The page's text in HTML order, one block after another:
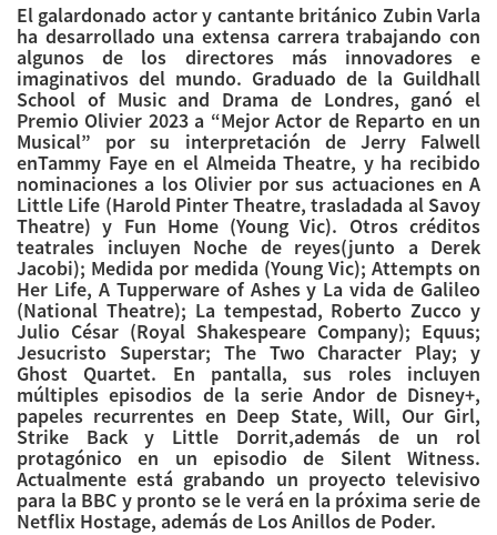
El galardonado actor y cantante británico Zubin Varla
ha desarrollado una extensa carrera trabajando con
algunos de los directores más innovadores e
imaginativos del mundo. Graduado de la Guildhall
School of Music and Drama de Londres, ganó el
Premio Olivier 2023 a “Mejor Actor de Reparto en un
Musical” por su interpretación de Jerry Falwell
enTammy Faye en el Almeida Theatre, y ha recibido
nominaciones a los Olivier por sus actuaciones en A
Little Life (Harold Pinter Theatre, trasladada al Savoy
Theatre) y Fun Home (Young Vic). Otros créditos
teatrales incluyen Noche de reyes(junto a Derek
Jacobi); Medida por medida (Young Vic); Attempts on
Her Life, A Tupperware of Ashes y La vida de Galileo
(National Theatre); La tempestad, Roberto Zucco y
Julio César (Royal Shakespeare Company); Equus;
Jesucristo Superstar; The Two Character Play; y
Ghost Quartet. En pantalla, sus roles incluyen
múltiples episodios de la serie Andor de Disney+,
papeles recurrentes en Deep State, Will, Our Girl,
Strike Back y Little Dorrit,además de un rol
protagónico en un episodio de Silent Witness.
Actualmente está grabando un proyecto televisivo
para la BBC y pronto se le verá en la próxima serie de
Netflix Hostage, además de Los Anillos de Poder.